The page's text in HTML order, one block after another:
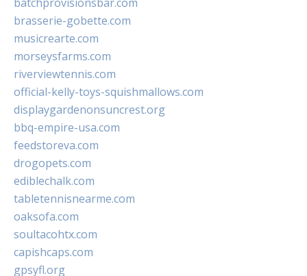
brasserie-gobette.com
musicrearte.com
morseysfarms.com
riverviewtennis.com
official-kelly-toys-squishmallows.com
displaygardenonsuncrest.org
bbq-empire-usa.com
feedstoreva.com
drogopets.com
ediblechalk.com
tabletennisnearme.com
oaksofa.com
soultacohtx.com
capishcaps.com
gpsyfl.org